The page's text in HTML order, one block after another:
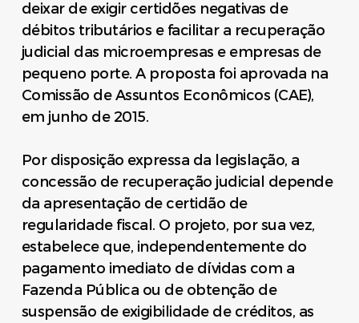
deixar de exigir certidões negativas de
débitos tributários e facilitar a recuperação
judicial das microempresas e empresas de
pequeno porte. A proposta foi aprovada na
Comissão de Assuntos Econômicos (CAE),
em junho de 2015.
Por disposição expressa da legislação, a
concessão de recuperação judicial depende
da apresentação de certidão de
regularidade fiscal. O projeto, por sua vez,
estabelece que, independentemente do
pagamento imediato de dívidas com a
Fazenda Pública ou de obtenção de
suspensão de exigibilidade de créditos, as